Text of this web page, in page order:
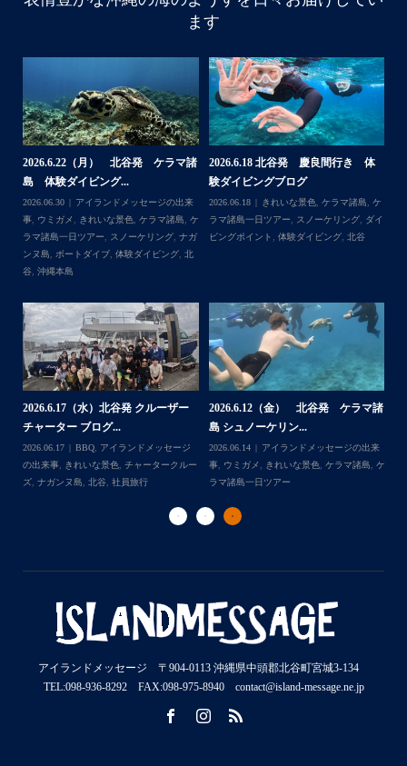
はいさい
アイランドメッセージです
最近は、連日クルーザーチャーターのご利用が続いていて
梅雨明け後のパーフェクトな海でバナナボートに船上
BBQ、シュノーケリングとお楽しみ頂いております
・
・
何ヶ月も前からやり取りさせて頂き温めていたご予約でし
たので、お天気とコンディションに恵まれて、皆さん大満
足な一日を過ごして頂けて本当によかったです
また来年も社員旅行で沖縄へいらっしゃる際は是非ご利用
くださいね！！
ありがとうございました
...
ます
【台風13号によるツアー中止のお知
らせ】
2026.08.06
アイランドメッセージの出来
事, 台風
2026.8.2（火） 北谷発 ケラマ諸
島 体験ダイビング&...
2026.08.03
アイランドメッセージの出来
事,きれいな景色,ケラマ諸島, ケラマ諸島
一日ツアー ,スノーケリング,ナガンヌ島
2026.7.28（火） 北谷発 ケラマ諸
島 体験ダイビング...
2026.07.30
アイランドメッセージの出来
事,ウミウシ ,きれいな景色, ケラマ諸島,ケ
ラマ諸島一日ツアー,スノーケリング, 体験
ダイビング,北谷
2026.7.23 北谷発 慶良間行き 体
験ダイビング＆シュ...
きれいな景色 ケラマ諸島
ケ
ラマ諸島一日ツアー
,スノーケリング,ダイ
ビングポイント
アイランドメッセージ 〒904-0113 沖縄県中頭郡北谷町宮城3-134
TEL:098-936-8292 FAX:098-975-8940 contact@island-message.ne.jp